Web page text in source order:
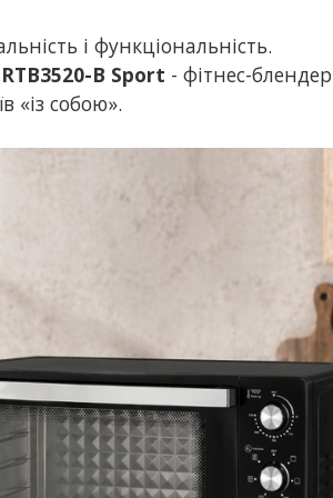
і функціональність.
RTB3520-B Sport - фітнес-блендер
«із собою».